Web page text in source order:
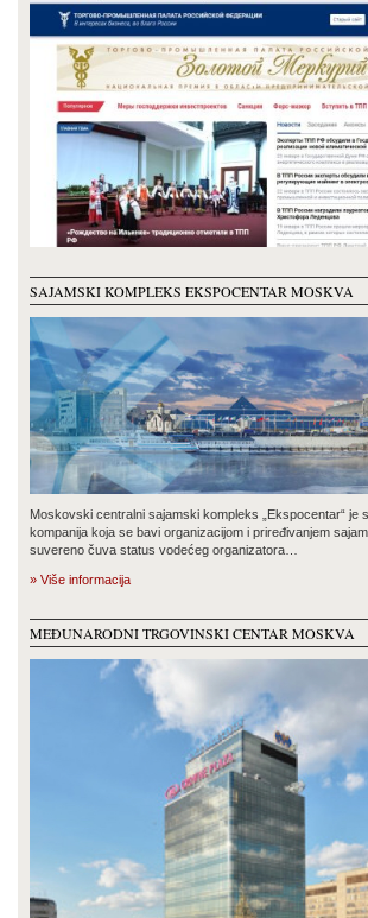
SAJAMSKI KOMPLEKS EKSPOCENTAR MOSKVA
Moskovski centralni sajamski kompleks „Ekspocentar“ je
kompanija koja se bavi organizacijom i priređivanjem
suvereno čuva status vodećeg organizatora…
» Više informacija
MEĐUNARODNI TRGOVINSKI CENTAR MOSKVA